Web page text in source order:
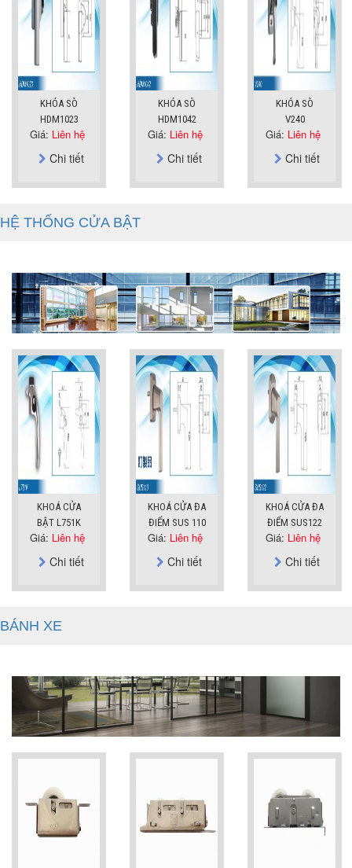
KHÓA SÒ
HDM1023
Giá: Liên hệ
Chi tiết
KHÓA SÒ
HDM1042
Giá: Liên hệ
Chi tiết
KHÓA SÒ
V240
Giá: Liên hệ
Chi tiết
HỆ THỐNG CỬA BẬT
KHOÁ CỬA
BẬT L751K
Giá: Liên hệ
Chi tiết
KHOÁ CỬA ĐA
ĐIỂM SUS 110
Giá: Liên hệ
Chi tiết
KHOÁ CỬA ĐA
ĐIỂM SUS122
Giá: Liên hệ
Chi tiết
BÁNH XE